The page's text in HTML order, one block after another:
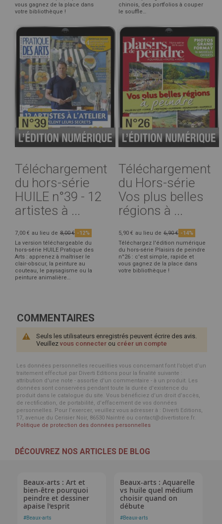
vous gagnez de la place dans
votre bibliothèque !
chinois, des portfolios à couper
le souffle…
Téléchargement
du hors-série
HUILE n°39 - 12
artistes à ...
7,00 € au lieu de 8,00 € -12%
La version téléchargeable du
hors-série HUILE Pratique des
Arts : apprenez à maîtriser le
clair-obscur, la peinture au
couteau, le paysagisme ou la
peinture animalière…
Téléchargement
du Hors-série
Vos plus belles
régions à ...
5,90 € au lieu de 6,90 € -14%
Téléchargez l'édition numérique
du hors-série Plaisirs de peindre
n°26 : c'est simple, rapide et
vous gagnez de la place dans
votre bibliothèque !
COMMENTAIRES
Seuls les utilisateurs enregistrés peuvent écrire des avis.
Veuillez vous connecter ou créer un compte
Les données personnelles recueillies vous concernant font l’objet d’un
traitement effectué par Diverti Editions pour la finalité suivante :
attribution d'une note - assortie d'un commentaire - à un produit. Les
données sont conservées pendant toute la durée d'existence du
produit dans le catalogue du site. Vous bénéficiez d’un droit d’accès,
de rectification, de portabilité, d’effacement de vos données
personnelles. Pour l’exercer, veuillez vous adresser à : Diverti Editions,
17, avenue du Cerisier Noir, 86530 Naintré ou contact@divertistore.fr.
Politique de protection des données personnelles
DÉCOUVREZ NOS ARTICLES DE BLOG
Beaux-arts : Art et
bien-être pourquoi
peindre et dessiner
apaise l'esprit
#Beaux-arts
Beaux-arts : Aquarelle
vs huile quel médium
choisir quand on
débute
#Beaux-arts